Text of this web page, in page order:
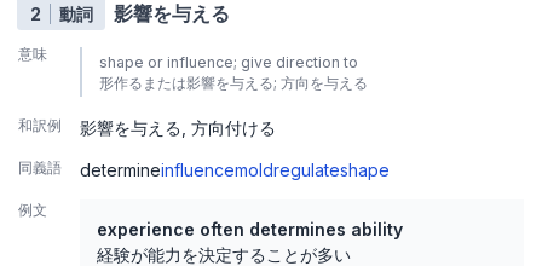
2 動詞 影響を与える
意味
shape or influence; give direction to
形作るまたは影響を与える; 方向を与える
和訳例 影響を与える 方向付ける
同義語 determineinfluencemoldregulateshape
例文
experience often determines ability
経験が能力を決定することが多い